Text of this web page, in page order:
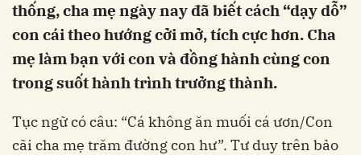
thống, cha mẹ ngày nay đã biết cách “dạy dỗ”
con cái theo hướng cởi mở, tích cực hơn. Cha
mẹ làm bạn với con và đồng hành cùng con
trong suốt hành trình trưởng thành.
Tục ngữ có câu: “Cá không ăn muối cá ươn/Con
cãi cha mẹ trăm đường con hư”. Tư duy trên bảo
Hủy Gửi